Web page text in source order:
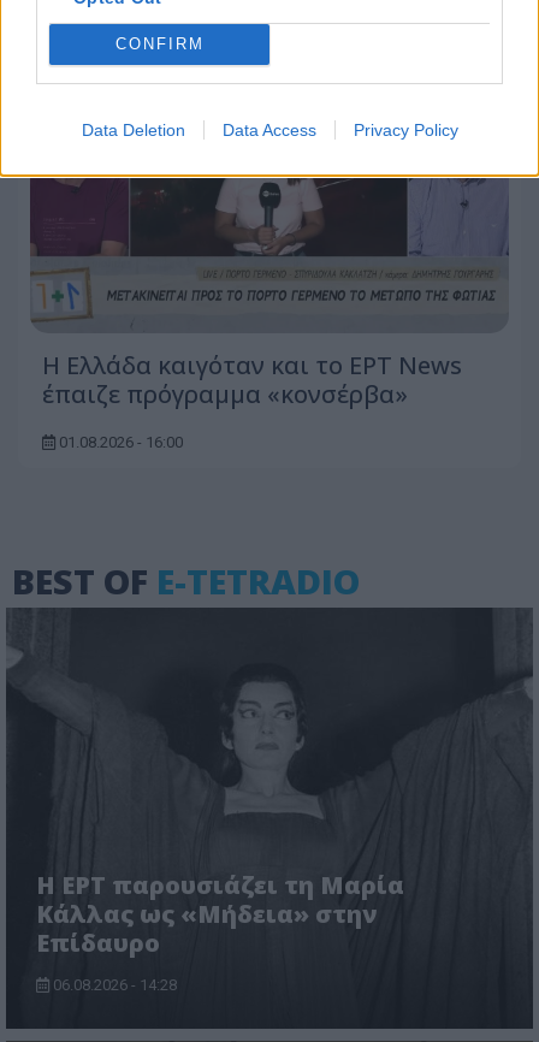
CONFIRM
Data Deletion Data Access Privacy Policy
Η Ελλάδα καιγόταν και το ΕΡΤ News
έπαιζε πρόγραμμα «κονσέρβα»
01.08.2026 - 16:00
BEST OF E-TETRADIO
Η ΕΡΤ παρουσιάζει τη Μαρία
Κάλλας ως «Μήδεια» στην
Επίδαυρο
06.08.2026 - 14:28